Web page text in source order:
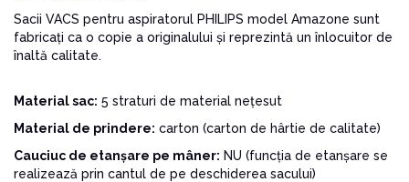
Sacii VACS pentru aspiratorul PHILIPS model Amazone sunt
fabricați ca o copie a originalului și reprezintă un înlocuitor de
înaltă calitate.
Material sac: 5 straturi de material nețesut
Material de prindere: carton (carton de hârtie de calitate)
Cauciuc de etanșare pe mâner: NU (funcția de etanșare se
realizează prin cantul de pe deschiderea sacului)